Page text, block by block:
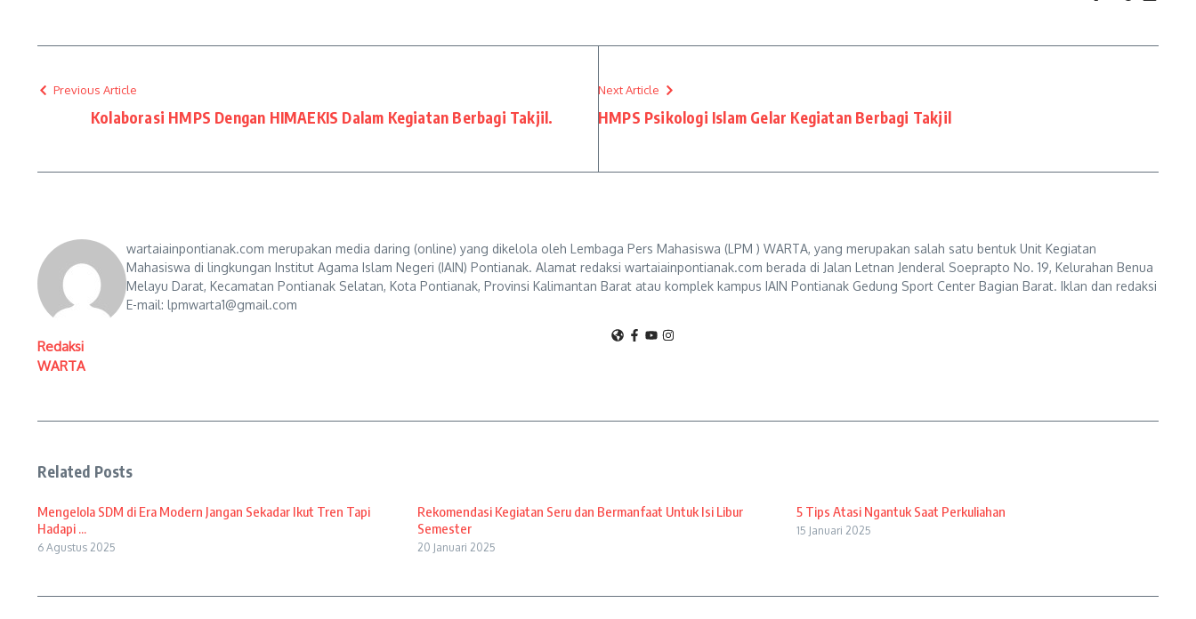
Previous Article
Kolaborasi HMPS Dengan HIMAEKIS Dalam Kegiatan Berbagi Takjil.
Next Article
HMPS Psikologi Islam Gelar Kegiatan Berbagi Takjil
Redaksi
WARTA
wartaiainpontianak.com merupakan media daring (online) yang dikelola oleh Lembaga Pers Mahasiswa (LPM ) WARTA, yang merupakan salah satu bentuk Unit Kegiatan
Mahasiswa di lingkungan Institut Agama Islam Negeri (IAIN) Pontianak. Alamat redaksi wartaiainpontianak.com berada di Jalan Letnan Jenderal Soeprapto No. 19, Kelurahan Benua
Melayu Darat, Kecamatan Pontianak Selatan, Kota Pontianak, Provinsi Kalimantan Barat atau komplek kampus IAIN Pontianak Gedung Sport Center Bagian Barat. Iklan dan redaksi
E-mail: lpmwarta1@gmail.com
Related Posts
Mengelola SDM di Era Modern Jangan Sekadar Ikut Tren Tapi
Hadapi ...
6 Agustus 2025
Rekomendasi Kegiatan Seru dan Bermanfaat Untuk Isi Libur
Semester
20 Januari 2025
5 Tips Atasi Ngantuk Saat Perkuliahan
15 Januari 2025